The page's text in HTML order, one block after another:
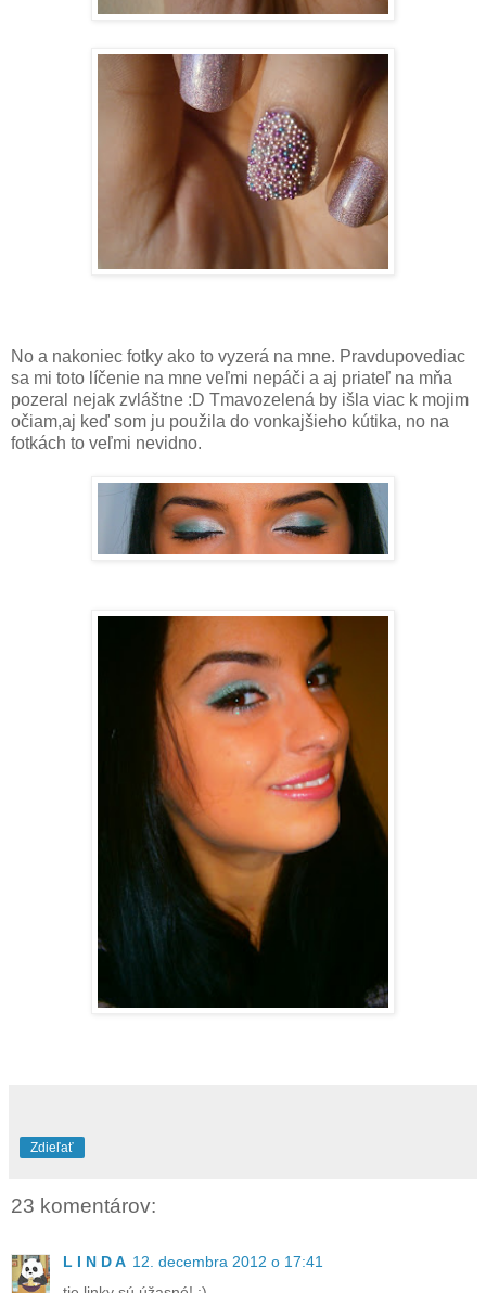
No a nakoniec fotky ako to vyzerá na mne. Pravdupovediac
sa mi toto líčenie na mne veľmi nepáči a aj priateľ na mňa
pozeral nejak zvláštne :D Tmavozelená by išla viac k mojim
očiam,aj keď som ju použila do vonkajšieho kútika, no na
fotkách to veľmi nevidno.
Zdieľať
23 komentárov:
L I N D A 12. decembra 2012 o 17:41